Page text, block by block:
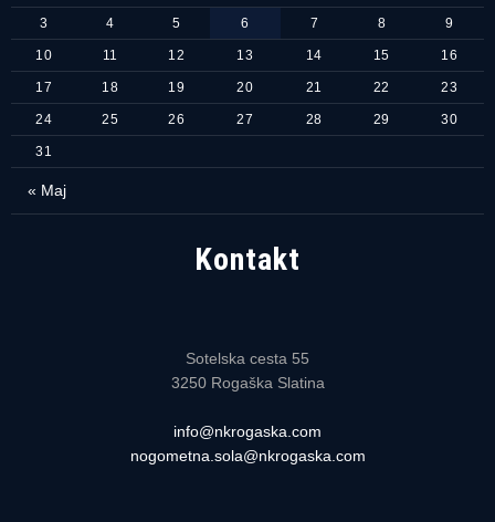
« Maj
3 4 5 6 7 8 9
10 11 12 13 14 15 16
17 18 19 20 21 22 23
24 25 26 27 28 29 30
31
Kontakt
Sotelska cesta 55
3250 Rogaška Slatina
info@nkrogaska.com
nogometna.sola@nkrogaska.com